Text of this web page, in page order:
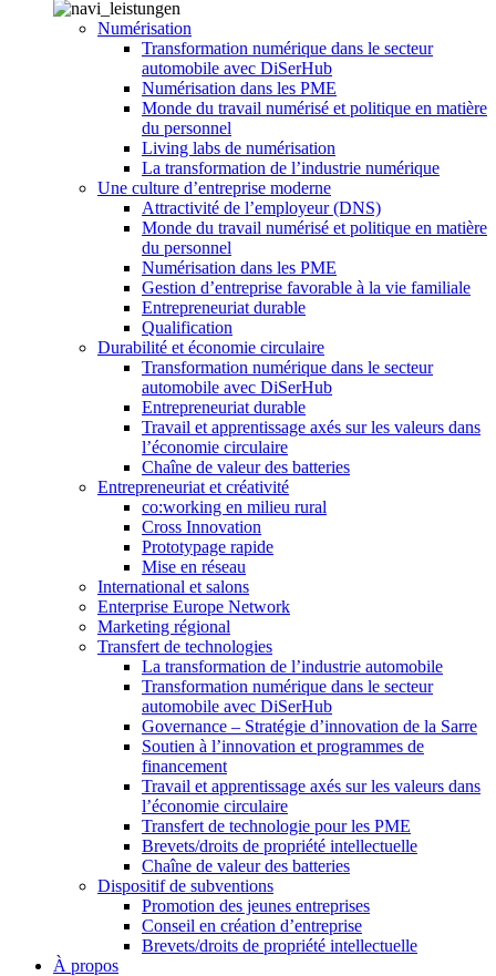
Numérisation
Transformation numérique dans le secteur
automobile avec DiSerHub
Numérisation dans les PME
Monde du travail numérisé et politique en matière
du personnel
Living labs de numérisation
La transformation de l’industrie numérique
Une culture d’entreprise moderne
Attractivité de l’employeur (DNS)
Monde du travail numérisé et politique en matière
du personnel
Numérisation dans les PME
Gestion d’entreprise favorable à la vie familiale
Entrepreneuriat durable
Qualification
Durabilité et économie circulaire
Transformation numérique dans le secteur
automobile avec DiSerHub
Entrepreneuriat durable
Travail et apprentissage axés sur les valeurs dans
l’économie circulaire
Chaîne de valeur des batteries
Entrepreneuriat et créativité
co:working en milieu rural
Cross Innovation
Prototypage rapide
Mise en réseau
International et salons
Enterprise Europe Network
Marketing régional
Transfert de technologies
La transformation de l’industrie automobile
Transformation numérique dans le secteur
automobile avec DiSerHub
Governance – Stratégie d’innovation de la Sarre
Soutien à l’innovation et programmes de
financement
Travail et apprentissage axés sur les valeurs dans
l’économie circulaire
Transfert de technologie pour les PME
Brevets/droits de propriété intellectuelle
Chaîne de valeur des batteries
Dispositif de subventions
Promotion des jeunes entreprises
Conseil en création d’entreprise
Brevets/droits de propriété intellectuelle
À propos